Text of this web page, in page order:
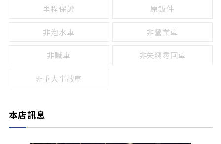
里程保證 原鈑件
非泡水車 非營業車
非贓車 非失竊尋回車
非重大事故車
本店訊息